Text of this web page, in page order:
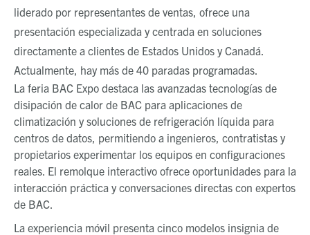
liderado por representantes de ventas, ofrece una
presentación especializada y centrada en soluciones
directamente a clientes de Estados Unidos y Canadá.
Actualmente, hay más de 40 paradas programadas.
La feria BAC Expo destaca las avanzadas tecnologías de
disipación de calor de BAC para aplicaciones de
climatización y soluciones de refrigeración líquida para
centros de datos, permitiendo a ingenieros, contratistas y
propietarios experimentar los equipos en configuraciones
reales. El remolque interactivo ofrece oportunidades para la
interacción práctica y conversaciones directas con expertos
de BAC.
La experiencia móvil presenta cinco modelos insignia de